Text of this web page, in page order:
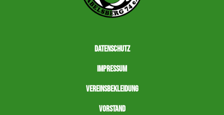
Datenschutz
Impressum
Vereinsbekleidung
Vorstand